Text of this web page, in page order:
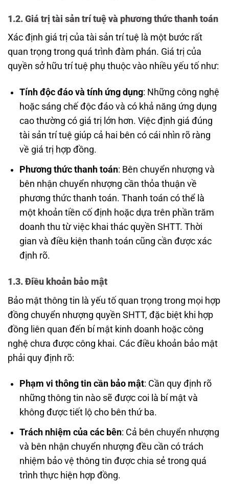
1.2. Giá trị tài sản trí tuệ và phương thức thanh toán
Xác định giá trị của tài sản trí tuệ là một bước rất
quan trọng trong quá trình đàm phán. Giá trị của
quyền sở hữu trí tuệ phụ thuộc vào nhiều yếu tố như:
Tính độc đáo và tính ứng dụng: Những công nghệ
hoặc sáng chế độc đáo và có khả năng ứng dụng
cao thường có giá trị lớn hơn. Việc định giá đúng
tài sản trí tuệ giúp cả hai bên có cái nhìn rõ ràng
về giá trị hợp đồng.
Phương thức thanh toán: Bên chuyển nhượng và
bên nhận chuyển nhượng cần thỏa thuận về
phương thức thanh toán. Thanh toán có thể là
một khoản tiền cố định hoặc dựa trên phần trăm
doanh thu từ việc khai thác quyền SHTT. Thời
gian và điều kiện thanh toán cũng cần được xác
định rõ.
1.3. Điều khoản bảo mật
Bảo mật thông tin là yếu tố quan trọng trong mọi hợp
đồng chuyển nhượng quyền SHTT, đặc biệt khi hợp
đồng liên quan đến bí mật kinh doanh hoặc công
nghệ chưa được công khai. Các điều khoản bảo mật
phải quy định rõ:
Phạm vi thông tin cần bảo mật: Cần quy định rõ
những thông tin nào sẽ được coi là bí mật và
không được tiết lộ cho bên thứ ba.
Trách nhiệm của các bên: Cả bên chuyển nhượng
và bên nhận chuyển nhượng đều cần có trách
nhiệm bảo vệ thông tin được chia sẻ trong quá
trình thực hiện hợp đồng.